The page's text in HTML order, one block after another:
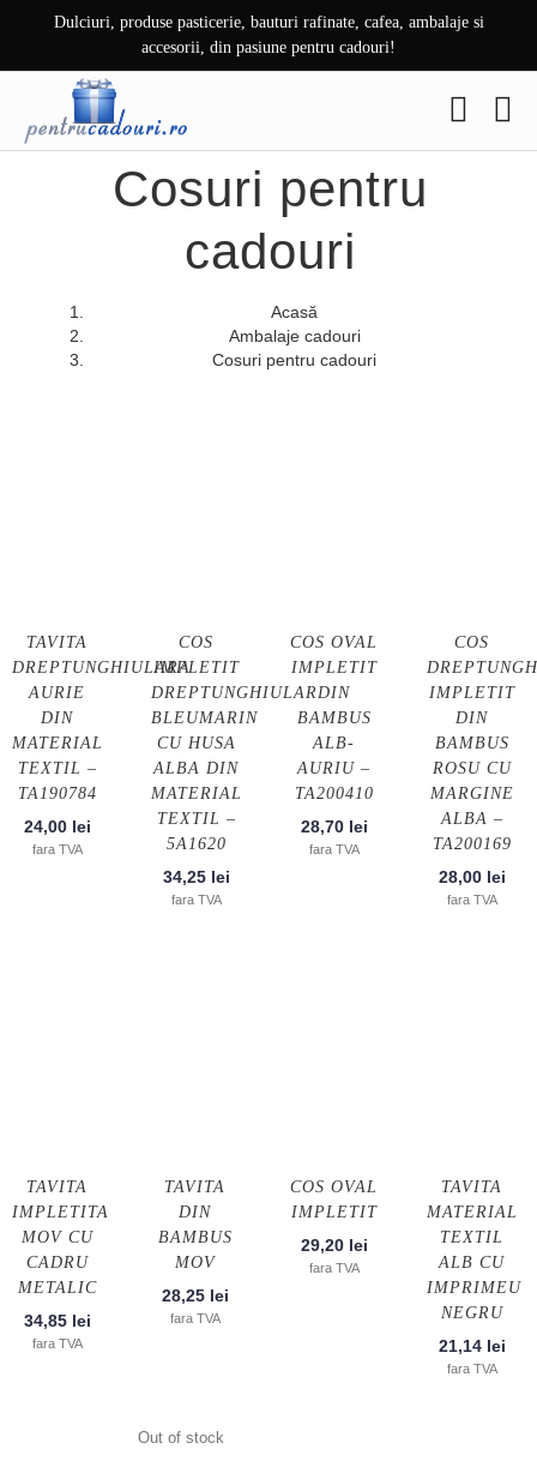
Dulciuri, produse pasticerie, bauturi rafinate, cafea, ambalaje si
accesorii, din pasiune pentru cadouri!
Cosuri pentru
cadouri
Acasă
Ambalaje cadouri
Cosuri pentru cadouri
TAVITA
DREPTUNGHIULARA
AURIE
DIN
MATERIAL
TEXTIL –
TA190784
24,00 lei
fara TVA
COS
IMPLETIT
DREPTUNGHIULAR
BLEUMARIN
CU HUSA
ALBA DIN
MATERIAL
TEXTIL –
5A1620
34,25 lei
fara TVA
COS OVAL
IMPLETIT
DIN
BAMBUS
ALB-
AURIU –
TA200410
28,70 lei
fara TVA
COS
IMPLETIT
DIN
BAMBUS
ROSU CU
MARGINE
ALBA –
TA200169
28,00 lei
fara TVA
TAVITA
IMPLETITA
MOV CU
CADRU
METALIC
34,85 lei
fara TVA
TAVITA
DIN
BAMBUS
MOV
28,25 lei
fara TVA
COS OVAL
IMPLETIT
29,20 lei
fara TVA
TAVITA
MATERIAL
TEXTIL
ALB CU
IMPRIMEU
NEGRU
21,14 lei
fara TVA
Out of stock